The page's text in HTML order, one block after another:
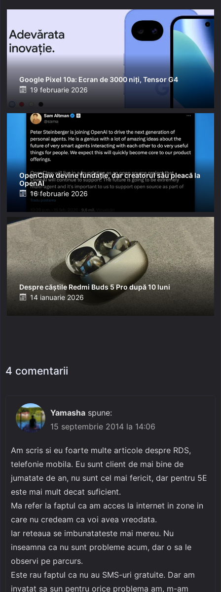
Google Pixel 10a: Ecran de 3000 niți, Tensor G4
Posted
on
19 februarie 2026
OpenClaw devine fundație, dar creatorul său pleacă la
OpenAI
Posted
16 februarie 2026
Despre căștile Redmi Buds 5 Pro după 10 luni
Posted
14 ianuarie 2026
4 comentarii
Yamasha spune:
15 septembrie 2014 la 14:06
Am scris si eu foarte multe articole despre RDS,
telefonie mobila. Eu sunt client de mai bine de
jumatate de an, nu sunt cel mai fericit, dar pentru 5E
este mai mult decat suficient.
Ma refer la faptul ca am acces la internet in zone in
care nu credeam ca voi avea vreodata.
Iar reteaua se imbunatateste mai mereu. Nu
inseamna ca nu sunt probleme acum, dar o sa le
observi pe parcurs.
Este rau faptul ca nu au SMS-uri gratuite. Dar am
invatat sa sun pentru orice problema am, m-am